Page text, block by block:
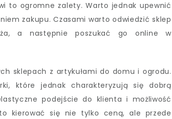
to ogromne zalety. Warto jednak upewnić
zakupu. Czasami warto odwiedzić sklep
a następnie poszukać go online w
sklepach z artykułami do domu i ogrodu.
które jednak charakteryzują się dobrą
podejście do klienta i możliwość
kierować się nie tylko ceną, ale przede